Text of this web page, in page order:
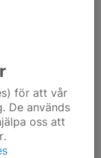
för att vår
De används
oss att